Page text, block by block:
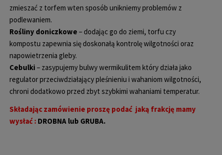
zmieszać z torfem wten sposób unikniemy problemów z
podlewaniem.
Rośliny doniczkowe– dodając go do ziemi, torfu czy
kompostu zapewnia się doskonałą kontrolę wilgotności oraz
napowietrzenia gleby.
Cebulki– zasypujemy bulwy wermikulitem który działa jako
regulator przeciwdziałający pleśnieniu i wahaniom wilgotności,
chroni dodatkowo przed zbyt szybkimi wahaniami temperatur.
Składając zamówienie proszę podać jaką frakcję mamy
wysłać : DROBNA lub GRUBA.